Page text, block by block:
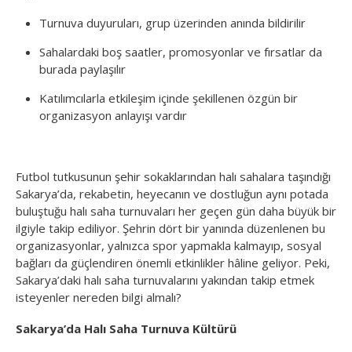
Turnuva duyuruları, grup üzerinden anında bildirilir
Sahalardaki boş saatler, promosyonlar ve fırsatlar da
burada paylaşılır
Katılımcılarla etkileşim içinde şekillenen özgün bir
organizasyon anlayışı vardır
Futbol tutkusunun şehir sokaklarından halı sahalara taşındığı
Sakarya’da, rekabetin, heyecanın ve dostluğun aynı potada
buluştuğu halı saha turnuvaları her geçen gün daha büyük bir
ilgiyle takip ediliyor. Şehrin dört bir yanında düzenlenen bu
organizasyonlar, yalnızca spor yapmakla kalmayıp, sosyal
bağları da güçlendiren önemli etkinlikler hâline geliyor. Peki,
Sakarya’daki halı saha turnuvalarını yakından takip etmek
isteyenler nereden bilgi almalı?
Sakarya’da Halı Saha Turnuva Kültürü